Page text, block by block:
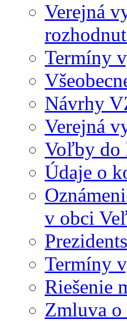
Verejná
Termíny
Návrhy
Verejná
Voľby do
Údaje o
v obci
Termíny
Riešenie
Zmluva o